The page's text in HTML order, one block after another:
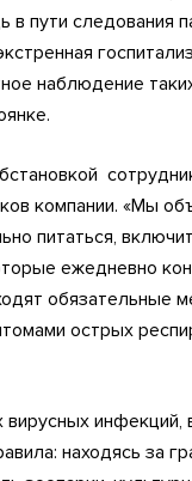
пути следования
наблюдение
компании. «Мы
питаться,
ежедневно
обязательные
острых
находясь за